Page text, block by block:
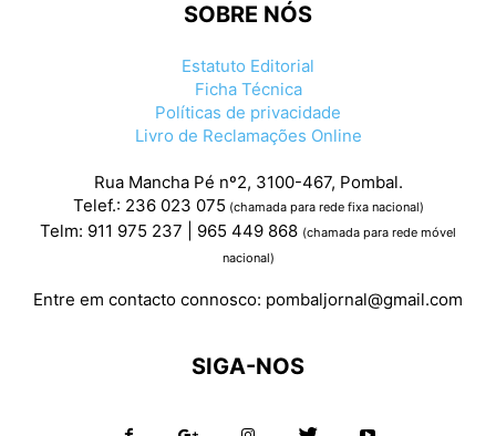
SOBRE NÓS
Estatuto Editorial
Ficha Técnica
Políticas de privacidade
Livro de Reclamações Online
Rua Mancha Pé nº2, 3100-467, Pombal.
Telef.: 236 023 075 (chamada para rede fixa nacional)
Telm: 911 975 237 | 965 449 868 (chamada para rede móvel
nacional)
Entre em contacto connosco: pombaljornal@gmail.com
SIGA-NOS